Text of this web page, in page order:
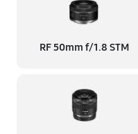
RF 50mm f/1.8 STM